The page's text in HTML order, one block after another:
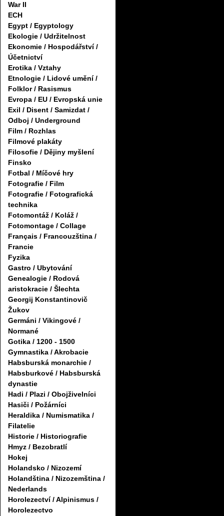
War II
ECH
Egypt / Egyptology
Ekologie / Udržitelnost
Ekonomie / Hospodářství /
Účetnictví
Erotika / Vztahy
Etnologie / Lidové umění /
Folklor / Rasismus
Evropa / EU / Evropská unie
Exil / Disent / Samizdat /
Odboj / Underground
Film / Rozhlas
Filmové plakáty
Filosofie / Dějiny myšlení
Finsko
Fotbal / Míčové hry
Fotografie / Film
Fotografie / Fotografická
technika
Fotomontáž / Koláž /
Fotomontage / Collage
Français / Francouzština /
Francie
Fyzika
Gastro / Ubytování
Genealogie / Rodová
aristokracie / Šlechta
Georgij Konstantinovič
Žukov
Germáni / Vikingové /
Normané
Gotika / 1200 - 1500
Gymnastika / Akrobacie
Habsburská monarchie /
Habsburkové / Habsburská
dynastie
Hadi / Plazi / Obojživelníci
Hasiči / Požárníci
Heraldika / Numismatika /
Filatelie
Historie / Historiografie
Hmyz / Bezobratlí
Hokej
Holandsko / Nizozemí
Holandština / Nizozemština /
Nederlands
Horolezectví / Alpinismus /
Horolezectvo